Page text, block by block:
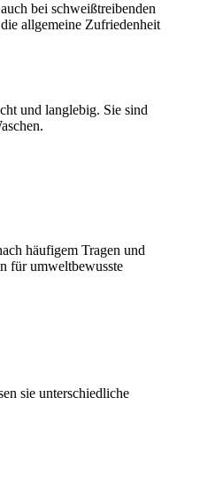
bei schweißtreibenden
allgemeine Zufriedenheit
und langlebig. Sie sind
häufigem Tragen und
für umweltbewusste
sie unterschiedliche